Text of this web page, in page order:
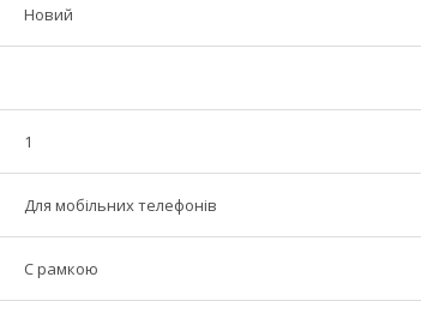
Новий
1
Для мобільних телефонів
C рамкою